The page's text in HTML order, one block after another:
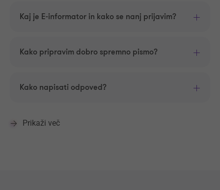
Kaj je E-informator in kako se nanj prijavim?
Kako pripravim dobro spremno pismo?
Kako napisati odpoved?
Prikaži več